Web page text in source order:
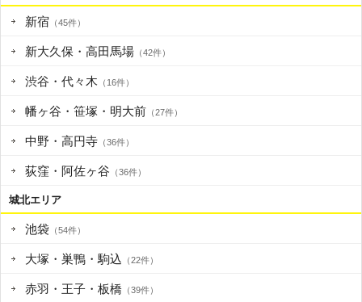
新宿 （45件）
新大久保・高田馬場 （42件）
渋谷・代々木 （16件）
幡ヶ谷・笹塚・明大前 （27件）
中野・高円寺 （36件）
荻窪・阿佐ヶ谷 （36件）
城北エリア
池袋 （54件）
大塚・巣鴨・駒込 （22件）
赤羽・王子・板橋 （39件）